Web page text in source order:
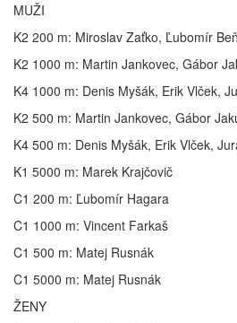
MUŽI
K2 200 m: Miroslav Zaťko, Ľubomír
K2 1000 m: Martin Jankovec, Gábor
K4 1000 m: Denis Myšák, Erik Vlček,
K2 500 m: Martin Jankovec, Gábor
K4 500 m: Denis Myšák, Erik Vlček,
K1 5000 m: Marek Krajčovič
C1 200 m: Ľubomír Hagara
C1 1000 m: Vincent Farkaš
C1 500 m: Matej Rusnák
C1 5000 m: Matej Rusnák
ŽENY